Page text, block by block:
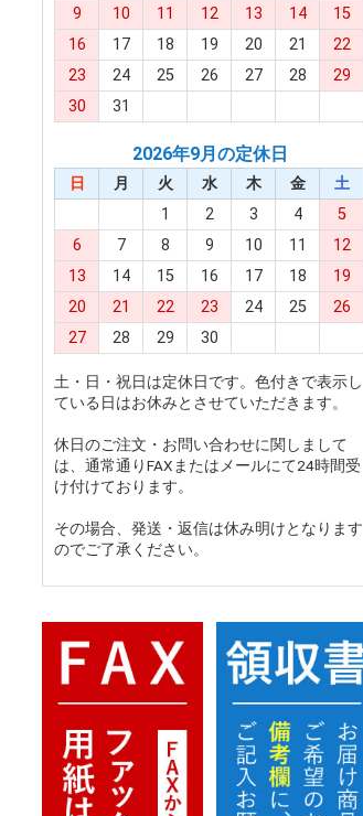
9
10 11 12 13 14
15
16
17 18 19 20 21
22
23
24 25 26 27 28
29
30
31
2026年9月の定休日
日 月 火 水 木 金
土
1
2 3 4
5
6
7 8 9 10 11
12
13
14 15 16 17 18
19
20
21 22 23 24 25
26
27
28 29 30
土・日・祝日は定休日です。色付きで表示し
ている日はお休みとさせていただきます。
休日のご注文・お問い合わせに関しまして
は、通常通りFAXまたはメールにて24時間受
け付けております。
その場合、発送・返信は休み明けとなります
のでご了承ください。